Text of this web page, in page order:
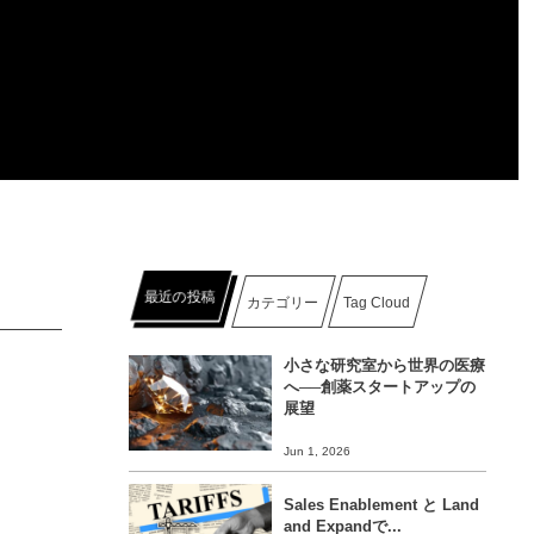
最近の投稿 カテゴリー Tag Cloud
小さな研究室から世界の医療
へ──創薬スタートアップの
展望
Jun 1, 2026
Sales Enablement と Land
and Expandで...